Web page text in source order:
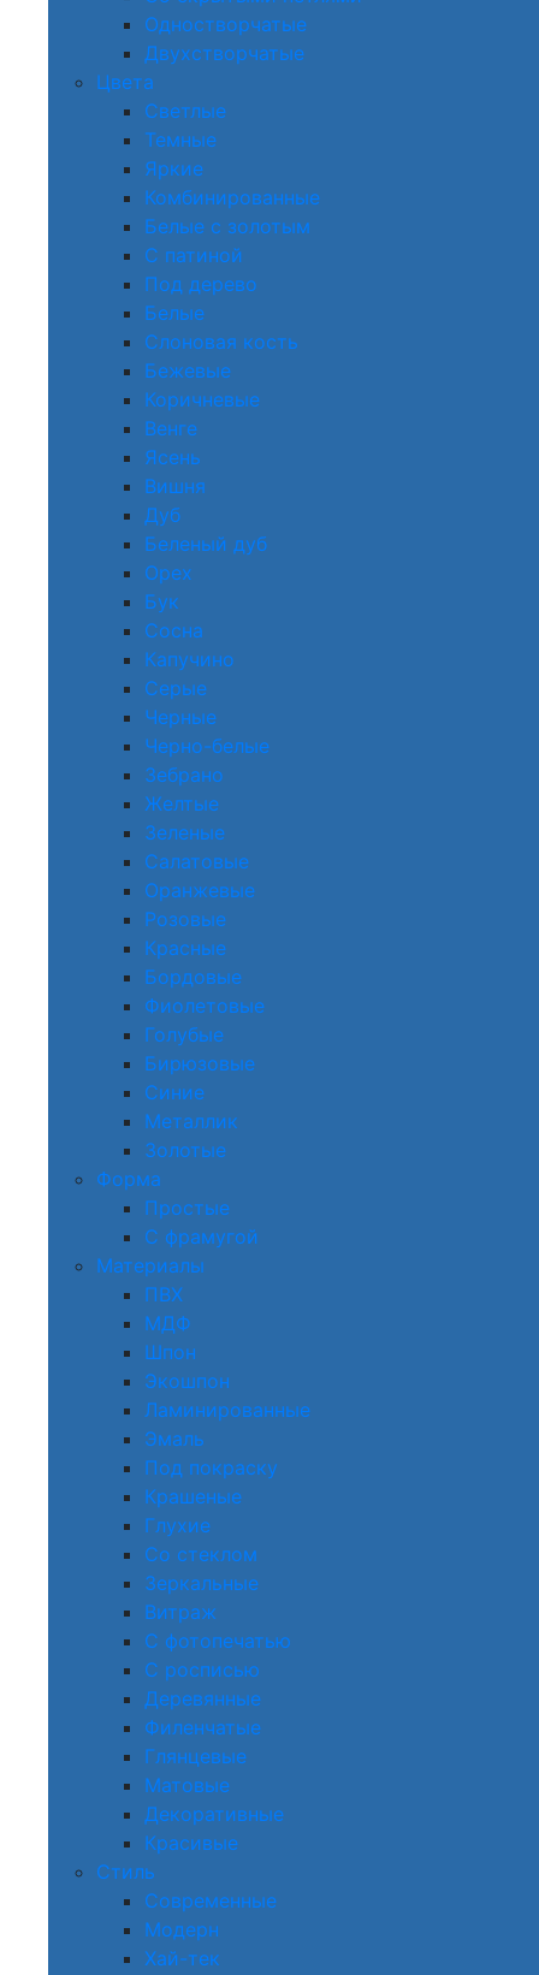
Одностворчатые
Двухстворчатые
Цвета
Светлые
Темные
Яркие
Комбинированные
Белые с золотым
С патиной
Под дерево
Белые
Слоновая кость
Бежевые
Коричневые
Венге
Ясень
Вишня
Дуб
Беленый дуб
Орех
Бук
Сосна
Капучино
Серые
Черные
Черно-белые
Зебрано
Желтые
Зеленые
Салатовые
Оранжевые
Розовые
Красные
Бордовые
Фиолетовые
Голубые
Бирюзовые
Синие
Металлик
Золотые
Форма
Простые
С фрамугой
Материалы
ПВХ
МДФ
Шпон
Экошпон
Ламинированные
Эмаль
Под покраску
Крашеные
Глухие
Со стеклом
Зеркальные
Витраж
С фотопечатью
С росписью
Деревянные
Филенчатые
Глянцевые
Матовые
Декоративные
Красивые
Стиль
Современные
Модерн
Хай-тек